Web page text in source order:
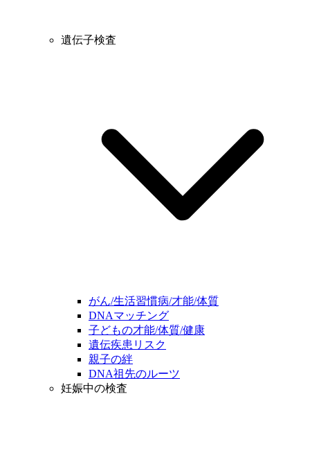
遺伝子検査
がん/生活習慣病/才能/体質
DNAマッチング
子どもの才能/体質/健康
遺伝疾患リスク
親子の絆
DNA祖先のルーツ
妊娠中の検査